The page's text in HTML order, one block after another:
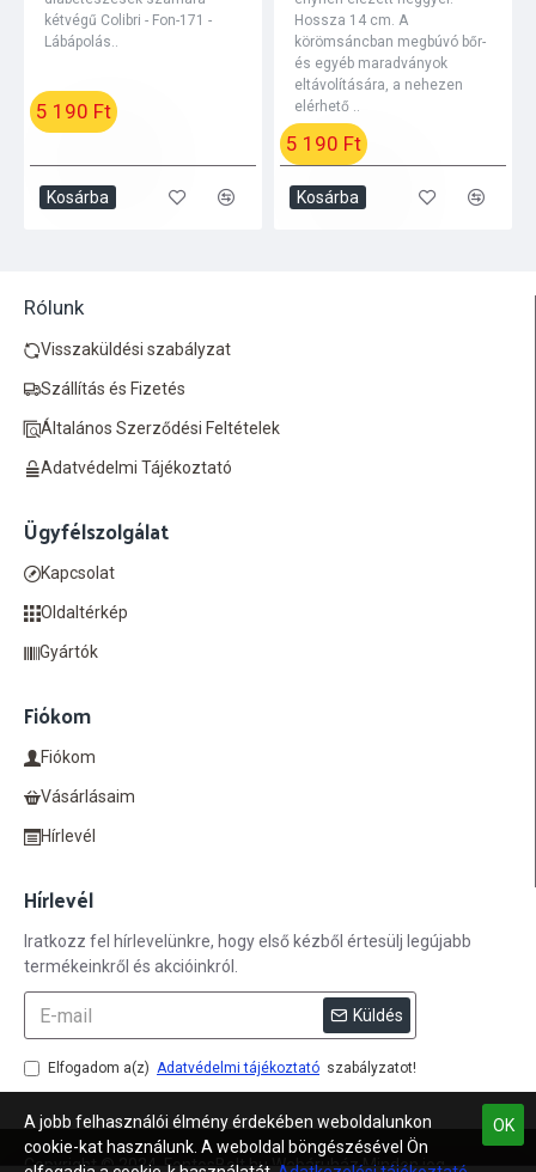
kétvégű Colibri - Fon-171 -
Lábápolás..
5 190 Ft
Kosárba
Hossza 14 cm. A
körömsáncban megbúvó bőr-
és egyéb maradványok
eltávolítására, a nehezen
elérhető ..
5 190 Ft
Kosárba
Rólunk
Visszaküldési szabályzat
Szállítás és Fizetés
Általános Szerződési Feltételek
Adatvédelmi Tájékoztató
Ügyfélszolgálat
Kapcsolat
Oldaltérkép
Gyártók
Fiókom
Fiókom
Vásárlásaim
Hírlevél
Hírlevél
Iratkozz fel hírlevelünkre, hogy első kézből értesülj legújabb
termékeinkről és akcióinkról.
Küldés
Elfogadom a(z) Adatvédelmi tájékoztató szabályzatot!
Copyright © 2024, FontosBolt.hu Webáruház Minden jog
OK
A jobb felhasználói élmény érdekében weboldalunkon
cookie-kat használunk. A weboldal böngészésével Ön